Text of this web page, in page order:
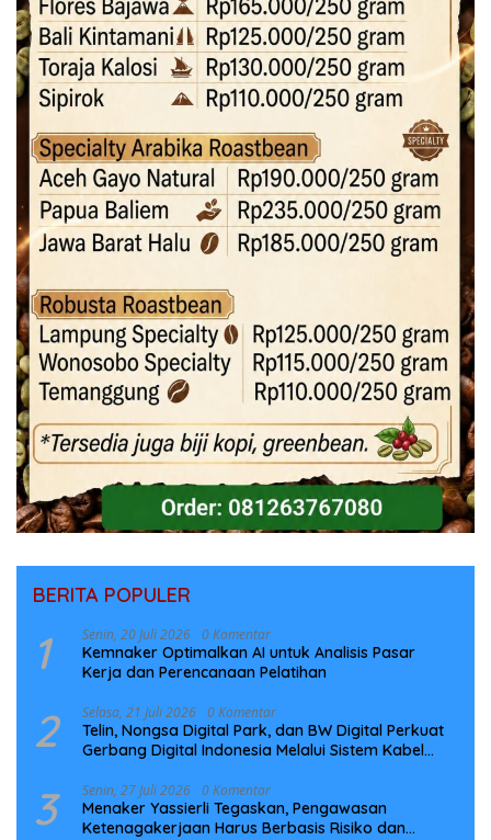
BERITA POPULER
1 Senin, 20 Juli 2026 0 Komentar
Kemnaker Optimalkan AI untuk Analisis Pasar
Kerja dan Perencanaan Pelatihan
2 Selasa, 21 Juli 2026 0 Komentar
Telin, Nongsa Digital Park, dan BW Digital Perkuat
Gerbang Digital Indonesia Melalui Sistem Kabel
3 Senin, 27 Juli 2026 0 Komentar
Menaker Yassierli Tegaskan, Pengawasan
Ketenagakerjaan Harus Berbasis Risiko dan